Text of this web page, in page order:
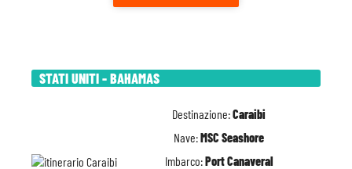
STATI UNITI - BAHAMAS
Destinazione:Caraibi
Nave:MSC Seashore
Imbarco:Port Canaveral